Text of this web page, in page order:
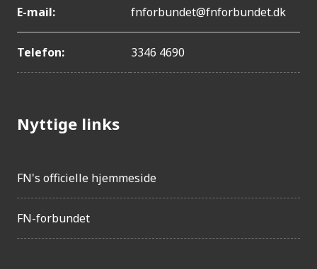
E-mail: fnforbundet@fnforbundet.dk
Telefon: 3346 4690
Nyttige links
FN's officielle hjemmeside
FN-forbundet